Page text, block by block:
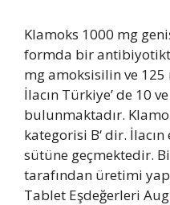
Klamoks 1000 mg
formda bir
mg amoksisilin ve
İlacın Türkiye’ de 10
bulunmaktadır.
kategorisi B‘ dir.
sütüne geçmektedir.
tarafından üretimi
Tablet Eşdeğerleri